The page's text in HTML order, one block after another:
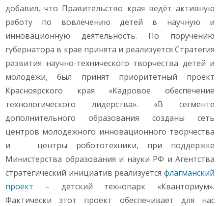
добавил, что Правительство края ведёт активную
работу по вовлечению детей в научную и
инновационную деятельность. По поручению
губернатора в крае принята и реализуется Стратегия
развития научно-технического творчества детей и
молодежи, был принят приоритетный проект
Красноярского края «Кадровое обеспечение
технологического лидерства». «В сегменте
дополнительного образования созданы сеть
центров молодежного инновационного творчества
и центры робототехники, при поддержке
Министерства образования и науки РФ и Агентства
стратегический инициатив реализуется флагманский
проект – детский технопарк «Кванториум».
Фактически этот проект обеспечивает для нас